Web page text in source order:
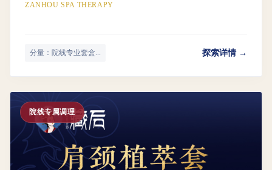
ZANHOU SPA THERAPY
分量：院线专业套盒... 探索详情 →
院线专属调理